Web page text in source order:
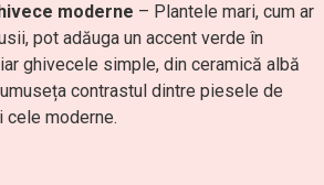
moderne – Plantele mari, cum ar
pot adăuga un accent verde în
ghivecele simple, din ceramică albă
contrastul dintre piesele de
cele moderne.